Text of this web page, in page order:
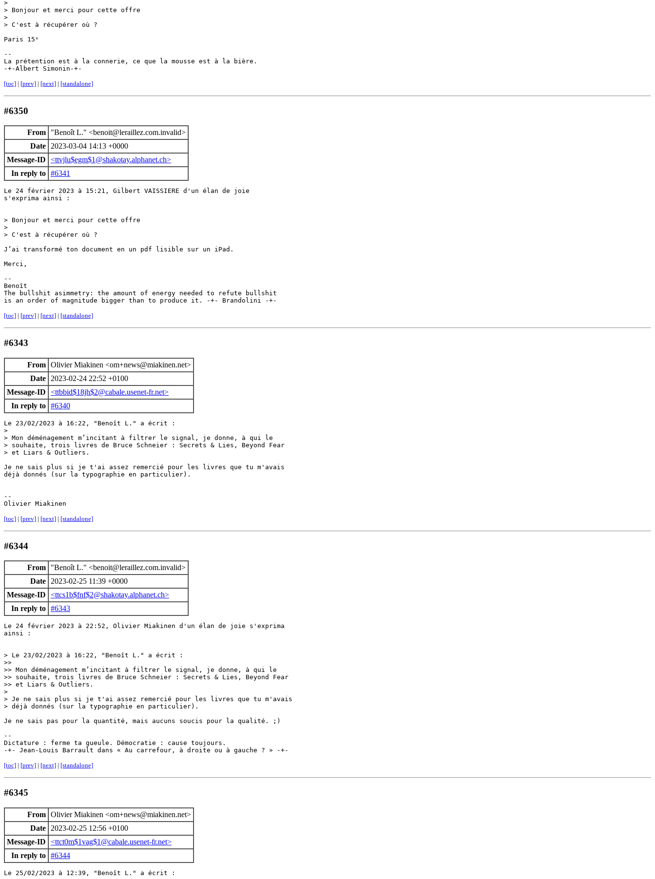
>
> Bonjour et merci pour cette offre
>
> C'est à récupérer où ?
Paris 15ᵉ
--
La prétention est à la connerie, ce que la mousse est à la bière.
[toc] | [prev] | [next] | [standalone]
#6350
From
"Benoît L." <benoit@leraillez.com.invalid>
Date 2023-03-04 14:13 +0000
Message-ID
<ttvjlu$egm$1@shakotay.alphanet.ch>
In reply to #6341
Le 24 février 2023 à 15:21, Gilbert VAISSIERE d'un élan de joie
s'exprima ainsi :
> Bonjour et merci pour cette offre
>
> C'est à récupérer où ?
J’ai transformé ton document en un pdf lisible sur un iPad.
Merci,
--
Benoît
The bullshit asimmetry: the amount of energy needed to refute bullshit
[toc] | [prev] | [next] | [standalone]
#6343
From Olivier Miakinen <om+news@miakinen.net>
Date
2023-02-24 22:52 +0100
Message-ID
<ttbbid$18jh$2@cabale.usenet-fr.net>
In reply to #6340
Le 23/02/2023 à 16:22, "Benoît L." a écrit :
>
> Mon déménagement m’incitant à filtrer le signal, je donne, à qui le
> souhaite, trois livres de Bruce Schneier : Secrets & Lies, Beyond Fear
> et Liars & Outliers.
Je ne sais plus si je t'ai assez remercié pour les livres que tu m'avais
déjà donnés (sur la typographie en particulier).
--
Olivier Miakinen
[toc] | [prev] | [next] | [standalone]
#6344
From
"Benoît L." <benoit@leraillez.com.invalid>
Date
2023-02-25 11:39 +0000
Message-ID
<ttcs1b$fnf$2@shakotay.alphanet.ch>
In reply to #6343
Le 24 février 2023 à 22:52, Olivier Miakinen d'un élan de joie s'exprima
ainsi :
> Le 23/02/2023 à 16:22, "Benoît L." a écrit :
>>
>> Mon déménagement m’incitant à filtrer le signal, je donne, à qui le
>> souhaite, trois livres de Bruce Schneier : Secrets & Lies, Beyond Fear
>> et Liars & Outliers.
>
> Je ne sais plus si je t'ai assez remercié pour les livres que tu m'avais
> déjà donnés (sur la typographie en particulier).
Je ne sais pas pour la quantité, mais aucuns soucis pour la qualité. ;)
--
Dictature : ferme ta gueule. Démocratie : cause toujours.
[toc] | [prev] | [next] | [standalone]
#6345
From Olivier Miakinen <om+news@miakinen.net>
Date
2023-02-25 12:56 +0100
Message-ID
<ttct0m$1vag$1@cabale.usenet-fr.net>
In reply to #6344
Le 25/02/2023 à 12:39, "Benoît L." a écrit :